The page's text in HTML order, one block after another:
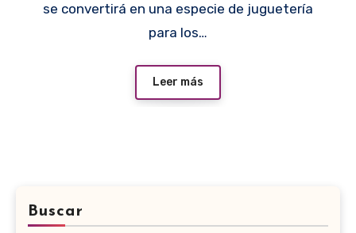
se convertirá en una especie de juguetería
para los…
Leer más
Buscar